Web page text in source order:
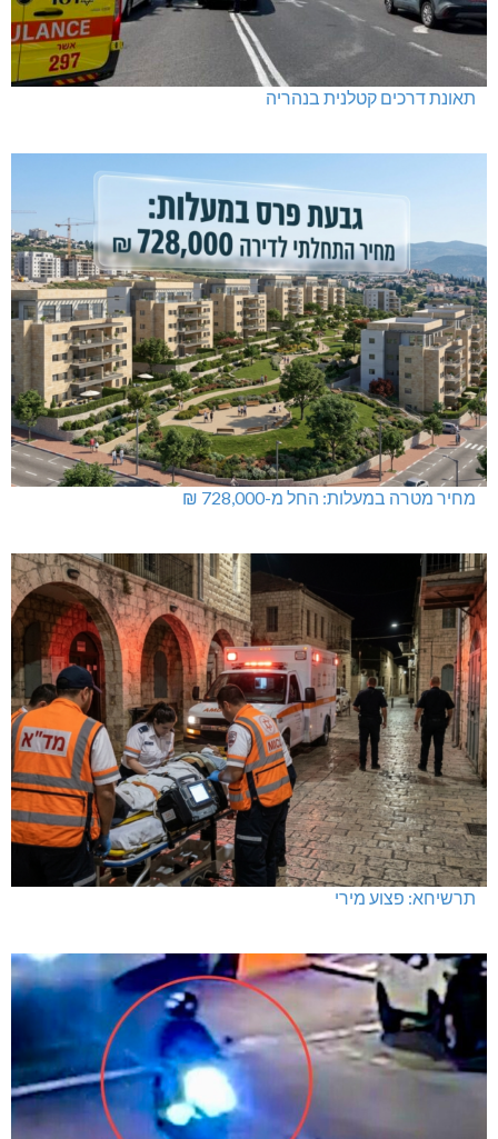
תאונת דרכים קטלנית בנהריה
מחיר מטרה במעלות: החל מ-728,000 ₪
תרשיחא: פצוע מירי